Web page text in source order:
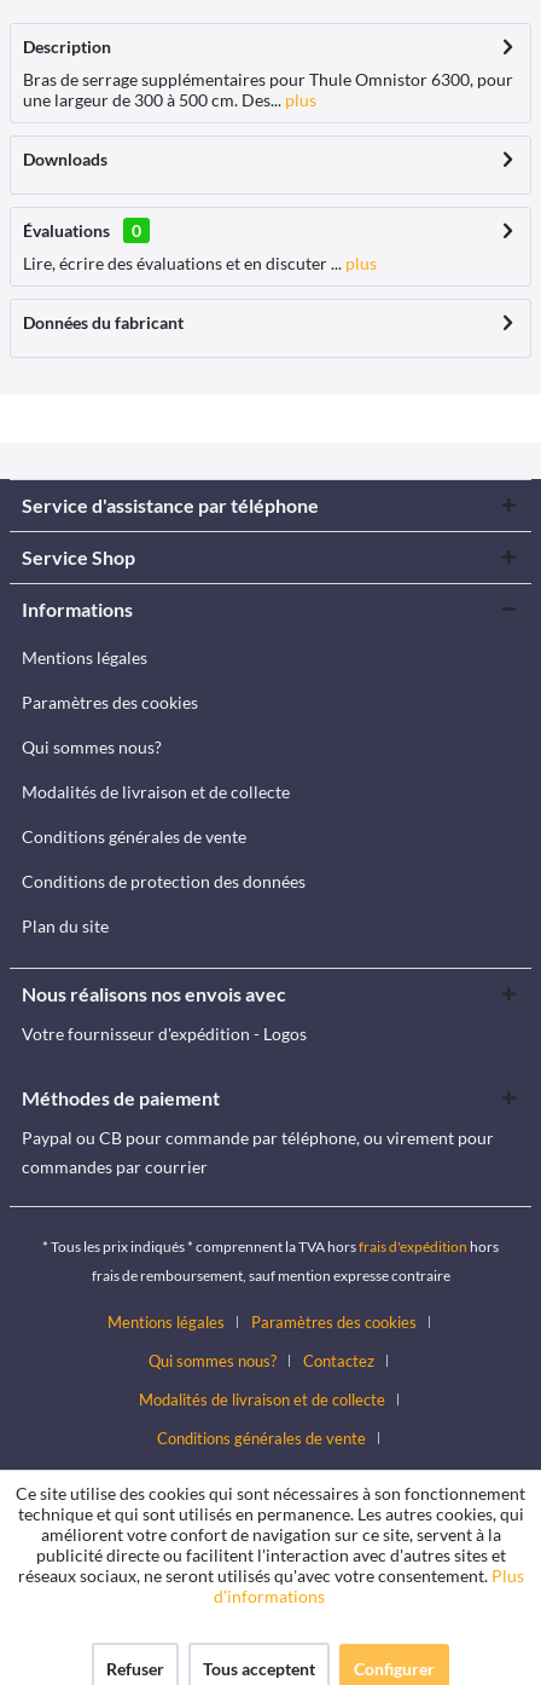
Description
Bras de serrage supplémentaires pour Thule Omnistor 6300, pour
une largeur de 300 à 500 cm. Des... plus
Downloads
Évaluations
0
Lire, écrire des évaluations et en discuter ... plus
Données du fabricant
Service d'assistance par téléphone
Service Shop
Informations
Mentions légales
Paramètres des cookies
Qui sommes nous?
Modalités de livraison et de collecte
Conditions générales de vente
Conditions de protection des données
Plan du site
Nous réalisons nos envois avec
Votre fournisseur d'expédition - Logos
Méthodes de paiement
Paypal ou CB pour commande par téléphone, ou virement pour
commandes par courrier
* Tous les prix indiqués * comprennent la TVA horsfrais d'expédition hors
frais de remboursement, sauf mention expresse contraire
Mentions légales
Paramètres des cookies
Qui sommes nous?
Contactez
Modalités de livraison et de collecte
Conditions générales de vente
Conditions de protection des données
Ce site utilise des cookies qui sont nécessaires à son fonctionnement
technique et qui sont utilisés en permanence. Les autres cookies, qui
améliorent votre confort de navigation sur ce site, servent à la
publicité directe ou facilitent l'interaction avec d'autres sites et
réseaux sociaux, ne seront utilisés qu'avec votre consentement. Plus
d'informations
Refuser Tous acceptent Configurer